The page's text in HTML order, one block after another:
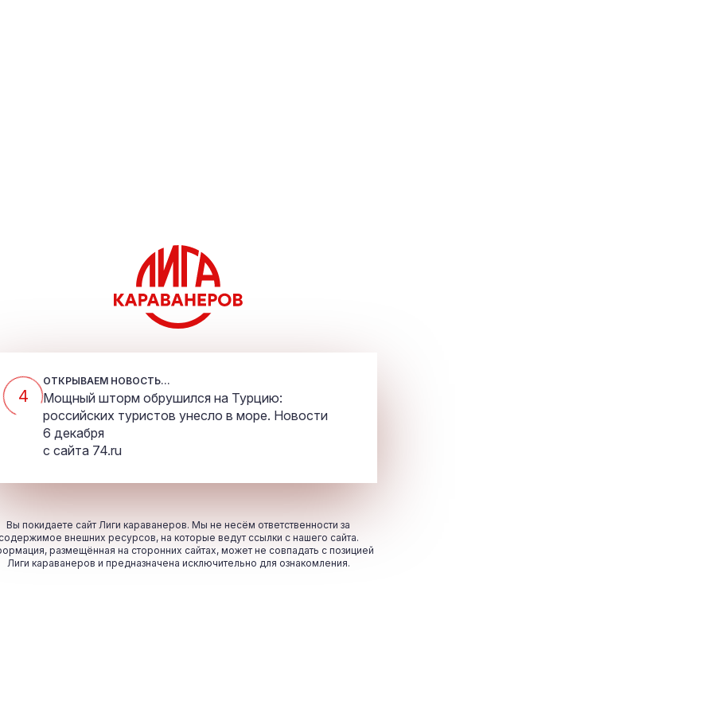
4
ОТКРЫВАЕМ НОВОСТЬ...
Мощный шторм обрушился на Турцию:
российских туристов унесло в море. Новости
6 декабря
с сайта 74.ru
Вы покидаете сайт Лиги караванеров. Мы не несём ответственности за
внешних ресурсов, на которые ведут ссылки с нашего сайта.
размещённая на сторонних сайтах, может не совпадать с позицией
Лиги караванеров и предназначена исключительно для ознакомления.